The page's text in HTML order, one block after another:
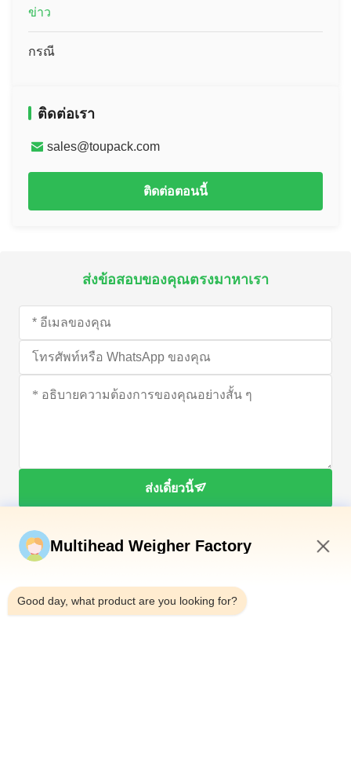
ข่าว
กรณี
ติดต่อเรา
sales@toupack.com
ติดต่อตอนนี้
ส่งข้อสอบของคุณตรงมาหาเรา
ส่งเดี๋ยวนี้
Multihead Weigher Factory
Good day, what product are you looking for?